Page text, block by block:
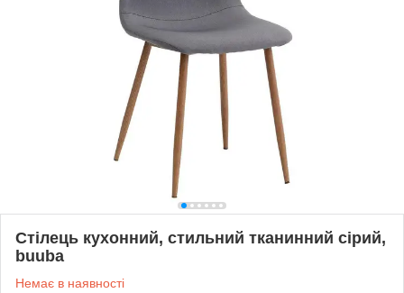
Стілець кухонний, стильний тканинний сірий,
buuba
Немає в наявності